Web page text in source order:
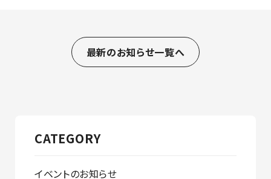
最新のお知らせ一覧へ
CATEGORY
イベントのお知らせ